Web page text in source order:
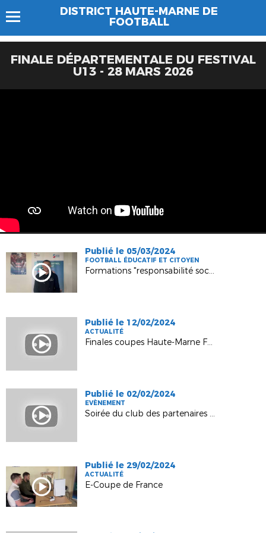
DISTRICT HAUTE-MARNE DE
FOOTBALL
FINALE DÉPARTEMENTALE DU FESTIVAL
U13 - 28 MARS 2026
Publié le 05/03/2024
FOOTBALL ÉDUCATIF ET CITOYEN
Formations "responsabilité sociétale" pour nos services civiques
Publié le 12/02/2024
ACTUALITÉ
Finales coupes Haute-Marne Futsal 2024
Publié le 02/02/2024
EVÈNEMENT
Soirée du club des partenaires - 31 janvier 2024
Publié le 29/02/2024
ACTUALITÉ
E-Coupe de France